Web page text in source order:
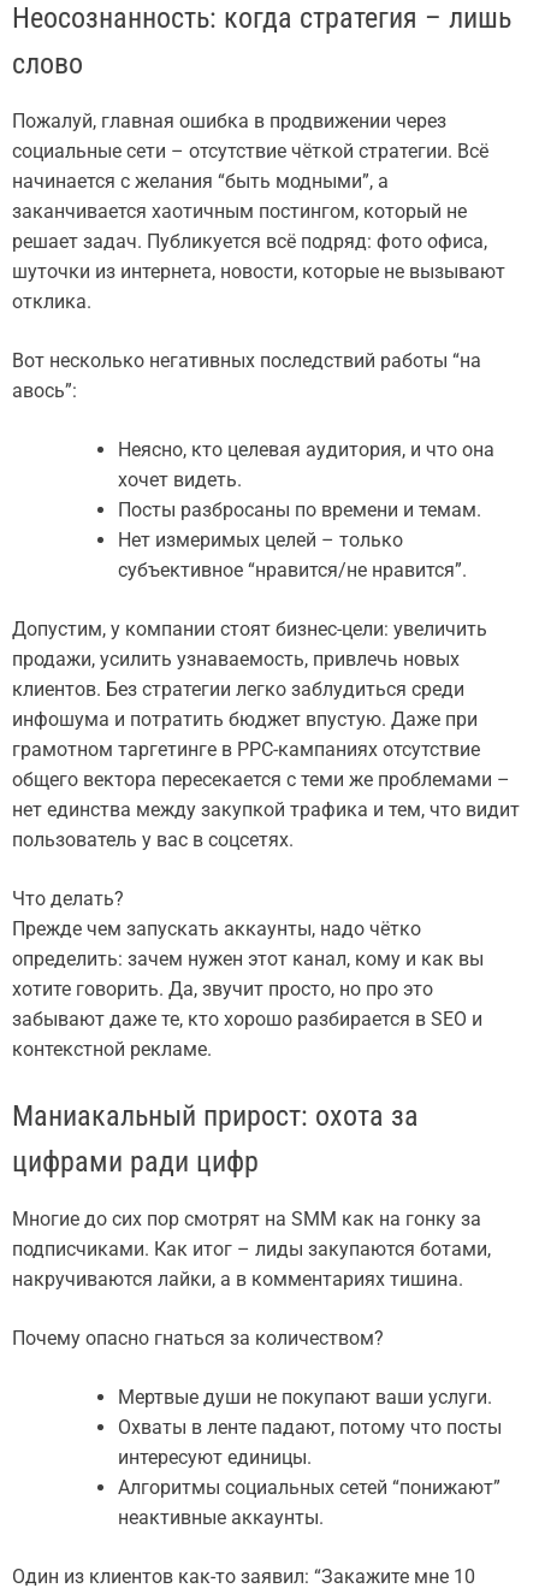
Неосознанность: когда стратегия – лишь
слово
Пожалуй, главная ошибка в продвижении через
социальные сети – отсутствие чёткой стратегии. Всё
начинается с желания “быть модными”, а
заканчивается хаотичным постингом, который не
решает задач. Публикуется всё подряд: фото офиса,
шуточки из интернета, новости, которые не вызывают
отклика.
Вот несколько негативных последствий работы “на
авось”:
Неясно, кто целевая аудитория, и что она
хочет видеть.
Посты разбросаны по времени и темам.
Нет измеримых целей – только
субъективное “нравится/не нравится”.
Допустим, у компании стоят бизнес-цели: увеличить
продажи, усилить узнаваемость, привлечь новых
клиентов. Без стратегии легко заблудиться среди
инфошума и потратить бюджет впустую. Даже при
грамотном таргетинге в PPC-кампаниях отсутствие
общего вектора пересекается с теми же проблемами –
нет единства между закупкой трафика и тем, что видит
пользователь у вас в соцсетях.
Что делать?
Прежде чем запускать аккаунты, надо чётко
определить: зачем нужен этот канал, кому и как вы
хотите говорить. Да, звучит просто, но про это
забывают даже те, кто хорошо разбирается в SEO и
контекстной рекламе.
Маниакальный прирост: охота за
цифрами ради цифр
Многие до сих пор смотрят на SMM как на гонку за
подписчиками. Как итог – лиды закупаются ботами,
накручиваются лайки, а в комментариях тишина.
Почему опасно гнаться за количеством?
Мертвые души не покупают ваши услуги.
Охваты в ленте падают, потому что посты
интересуют единицы.
Алгоритмы социальных сетей “понижают”
неактивные аккаунты.
Один из клиентов как-то заявил: “Закажите мне 10